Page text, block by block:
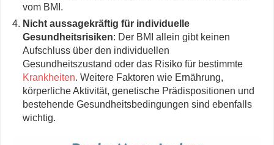
vom BMI.
Nicht aussagekräftig für individuelle
Gesundheitsrisiken: Der BMI allein gibt keinen
Aufschluss über den individuellen
Gesundheitszustand oder das Risiko für bestimmte
Krankheiten. Weitere Faktoren wie Ernährung,
körperliche Aktivität, genetische Prädispositionen und
bestehende Gesundheitsbedingungen sind ebenfalls
wichtig.